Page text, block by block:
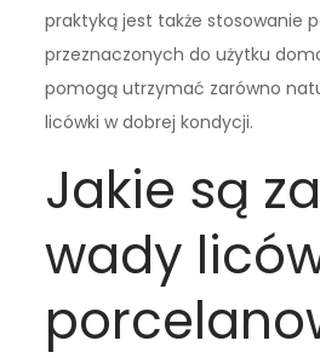
praktyką jest także stosowanie
przeznaczonych do użytku
pomogą utrzymać zarówno
licówki w dobrej kondycji.
Jakie są
wady